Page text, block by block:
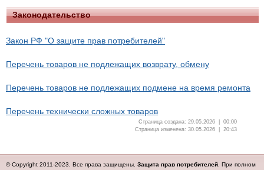
Законодательство
Закон РФ "О защите прав потребителей"
Перечень товаров не подлежащих возврату, обмену
Перечень товаров не подлежащих подмене на время ремонта
Перечень технически сложных товаров
Страница создана: 29.05.2026 | 00:00
Страница изменена: 30.05.2026 | 20:43
© Copyright 2011-2023. Все права защищены. Защита прав потребителей . При полном